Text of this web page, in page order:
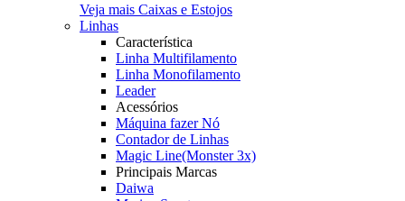
Veja mais Caixas e Estojos
Linhas
Característica
Linha Multifilamento
Linha Monofilamento
Leader
Acessórios
Máquina fazer Nó
Contador de Linhas
Magic Line(Monster 3x)
Principais Marcas
Daiwa